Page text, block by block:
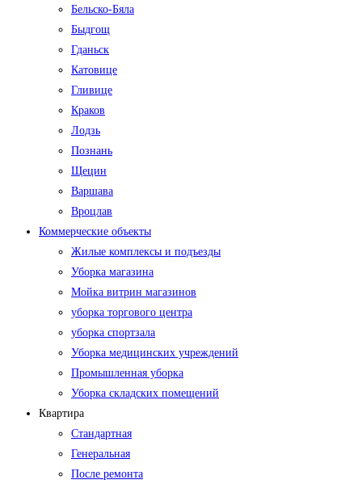
Бельско-Бяла
Быдгощ
Гданьск
Катовице
Гливице
Краков
Лодзь
Познань
Щецин
Варшава
Вроцлав
Коммерческие объекты
Жилые комплексы и подъезды
Уборка магазина
Мойка витрин магазинов
уборка торгового центра
уборка спортзала
Уборка медицинских учреждений
Промышленная уборка
Уборка складских помещений
Квартира
Стандартная
Генеральная
После ремонта